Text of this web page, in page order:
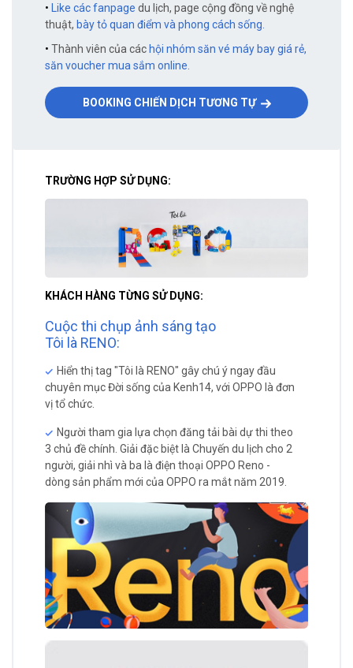
•
Like các fanpage du lịch, page cộng đồng về nghệ
thuật, bày tỏ quan điểm và phong cách sống.
• Thành viên của các hội nhóm săn vé máy bay giá rẻ,
săn voucher mua sắm online.
BOOKING CHIẾN DỊCH TƯƠNG TỰ
TRƯỜNG HỢP SỬ DỤNG:
KHÁCH HÀNG TỪNG SỬ DỤNG:
Cuộc thi chụp ảnh sáng tạo
Tôi là RENO:
Hiển thị tag "Tôi là RENO" gây chú ý ngay đầu
chuyên mục Đời sống của Kenh14, với OPPO là đơn
vị tổ chức.
Người tham gia lựa chọn đăng tải bài dự thi theo
3 chủ đề chính. Giải đặc biệt là Chuyến du lịch cho 2
người, giải nhì và ba là điện thoại OPPO Reno -
dòng sản phẩm mới của OPPO ra mắt năm 2019.